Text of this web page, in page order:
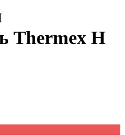
Thermex H